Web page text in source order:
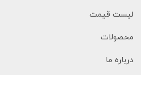
لیست قیمت
محصولات
درباره ما